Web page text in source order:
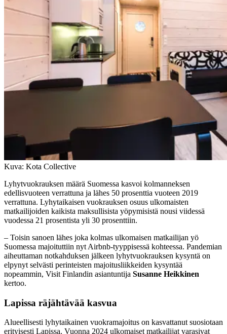
Kuva: Kota Collective
Lyhytvuokrauksen määrä Suomessa kasvoi kolmanneksen
edellisvuoteen verrattuna ja lähes 50 prosenttia vuoteen 2019
verrattuna. Lyhytaikaisen vuokrauksen osuus ulkomaisten
matkailijoiden kaikista maksullisista yöpymisistä nousi viidessä
vuodessa 21 prosentista yli 30 prosenttiin.
– Toisin sanoen lähes joka kolmas ulkomaisen matkailijan yö
Suomessa majoituttiin nyt Airbnb-tyyppisessä kohteessa. Pandemian
aiheuttaman notkahduksen jälkeen lyhytvuokrauksen kysyntä on
elpynyt selvästi perinteisten majoitusliikkeiden kysyntää
nopeammin, Visit Finlandin asiantuntija Susanne Heikkinen
kertoo.
Lapissa räjähtävää kasvua
Alueellisesti lyhytaikainen vuokramajoitus on kasvattanut suosiotaan
erityisesti Lapissa. Vuonna 2024 ulkomaiset matkailijat varasivat